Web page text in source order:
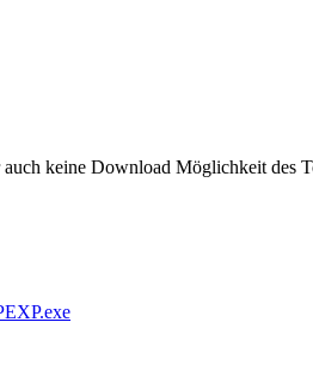
keine Download Möglichkeit des